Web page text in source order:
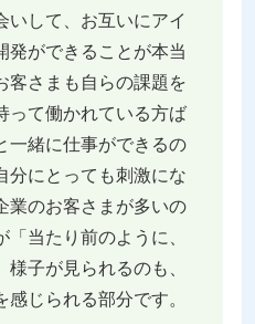
いして、お互いにアイ
発ができることが本当
客さまも自らの課題を
って働かれている方ば
一緒に仕事ができるの
分にとっても刺激にな
業のお客さまが多いの
当たり前のように、
子が見られるのも、
じられる部分です。